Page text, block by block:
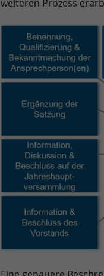
weiteren Prozess
Name
Anbieter
Laufzeit 1
Zweck
Alter,
dazu
Name
Anbieter Google